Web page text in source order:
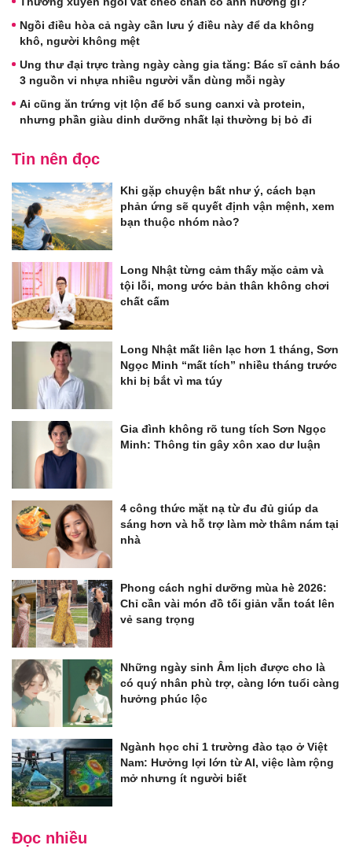
Ngồi điều hòa cả ngày cần lưu ý điều này để da không
khô, người không mệt
Ung thư đại trực tràng ngày càng gia tăng: Bác sĩ cảnh báo
3 nguồn vi nhựa nhiều người vẫn dùng mỗi ngày
Ai cũng ăn trứng vịt lộn để bổ sung canxi và protein,
nhưng phần giàu dinh dưỡng nhất lại thường bị bỏ đi
Tin nên đọc
Khi gặp chuyện bất như ý, cách bạn
phản ứng sẽ quyết định vận mệnh, xem
bạn thuộc nhóm nào?
Long Nhật từng cảm thấy mặc cảm và
tội lỗi, mong ước bản thân không chơi
chất cấm
Long Nhật mất liên lạc hơn 1 tháng, Sơn
Ngọc Minh “mất tích” nhiều tháng trước
khi bị bắt vì ma túy
Gia đình không rõ tung tích Sơn Ngọc
Minh: Thông tin gây xôn xao dư luận
4 công thức mặt nạ từ đu đủ giúp da
sáng hơn và hỗ trợ làm mờ thâm nám tại
nhà
Phong cách nghỉ dưỡng mùa hè 2026:
Chỉ cần vài món đồ tối giản vẫn toát lên
vẻ sang trọng
Những ngày sinh Âm lịch được cho là
có quý nhân phù trợ, càng lớn tuổi càng
hưởng phúc lộc
Ngành học chỉ 1 trường đào tạo ở Việt
Nam: Hưởng lợi lớn từ AI, việc làm rộng
mở nhưng ít người biết
Đọc nhiều